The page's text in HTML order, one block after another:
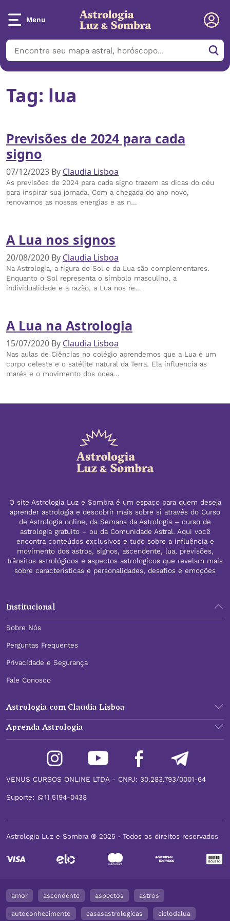
Menu
Tag: lua
Previsões de 2024 para cada
signo
07/12/2023 By Claudia Lisboa
As previsões de 2024 para cada signo trazem as dicas do céu
para inspirar sua jornada. Com a chegada do ano novo,
renovamos as nossas energias e as n…
A Lua nos signos
20/08/2020 By Claudia Lisboa
Na Astrologia, a figura do Sol e da Lua são complementares.
Enquanto o Sol representa o símbolo masculino, a
individualidade e a razão, a Lua nos re…
A Lua na Astrologia
15/07/2020 By Claudia Lisboa
Nas aulas de Ciências no colégio aprendemos que a Lua é um
corpo celeste e o satélite natural da Terra. Ela influencia as
marés e o movimento dos ocea…
O site Astrologia Luz e Sombra é um espaço para quem deseja
aprender astrologia e descobrir mais sobre si através do Curso
de Astrologia online, da Semana da Astrologia – curso de
astrologia gratuito – ou da Comunidade Astral. Aqui você
encontra conteúdos exclusivos e tudo sobre a influência e
movimento dos astros, signos, ascendente, lua, previsões,
trânsitos astrológicos e aspectos astrológicos que revelam mais
sobre características e personalidades, desafios e emoções
Institucional
Sobre Nós
Perguntas Frequentes
Privacidade e Segurança
Fale Conosco
Astrologia com Claudia Lisboa
Aprenda Astrologia
VENUS CURSOS ONLINE LTDA - CNPJ: 30.283.793/0001-64
Suporte: 11 5194-0438
Astrologia Luz e Sombra ® 2025 ∙ Todos os direitos reservados
amor ascendente aspectos astros
autoconhecimento casasastrologicas ciclodalua